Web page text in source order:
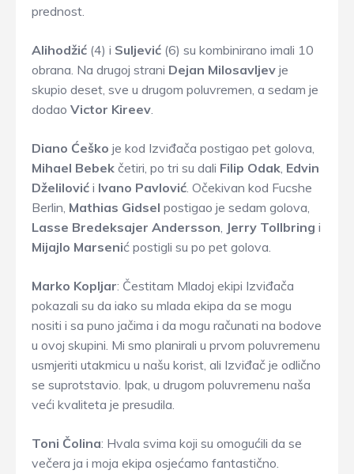
prednost.
Alihodžić (4) i Suljević (6) su kombinirano imali 10
obrana. Na drugoj strani Dejan Milosavljev je
skupio deset, sve u drugom poluvremen, a sedam je
dodao Victor Kireev.
Diano Ćeško je kod Izviđača postigao pet golova,
Mihael Bebek četiri, po tri su dali Filip Odak, Edvin
Dželilović i Ivano Pavlović. Očekivan kod Fucshe
Berlin, Mathias Gidsel postigao je sedam golova,
Lasse Bredeksajer Andersson, Jerry Tollbring i
Mijajlo Marsenić postigli su po pet golova.
Marko Kopljar: Čestitam Mladoj ekipi Izviđača
pokazali su da iako su mlada ekipa da se mogu
nositi i sa puno jačima i da mogu računati na bodove
u ovoj skupini. Mi smo planirali u prvom poluvremenu
usmjeriti utakmicu u našu korist, ali Izviđač je odlično
se suprotstavio. Ipak, u drugom poluvremenu naša
veći kvaliteta je presudila.
Toni Čolina: Hvala svima koji su omogućili da se
večera ja i moja ekipa osjećamo fantastično.